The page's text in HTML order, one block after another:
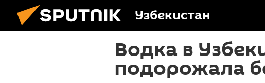
Узбекистан
Водка в
подорожала